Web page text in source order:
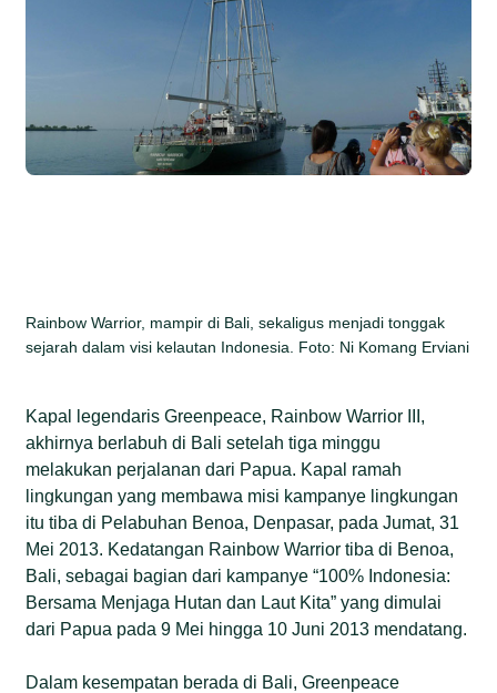
Rainbow Warrior, mampir di Bali, sekaligus menjadi tonggak
sejarah dalam visi kelautan Indonesia. Foto: Ni Komang Erviani
Kapal legendaris Greenpeace, Rainbow Warrior III,
akhirnya berlabuh di Bali setelah tiga minggu
melakukan perjalanan dari Papua. Kapal ramah
lingkungan yang membawa misi kampanye lingkungan
itu tiba di Pelabuhan Benoa, Denpasar, pada Jumat, 31
Mei 2013. Kedatangan Rainbow Warrior tiba di Benoa,
Bali, sebagai bagian dari kampanye “100% Indonesia:
Bersama Menjaga Hutan dan Laut Kita” yang dimulai
dari Papua pada 9 Mei hingga 10 Juni 2013 mendatang.
Dalam kesempatan berada di Bali, Greenpeace